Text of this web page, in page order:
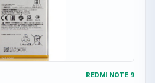
REDMI NOTE 9